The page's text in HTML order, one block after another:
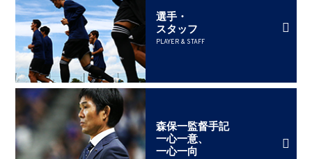
選手・
スタッフ
PLAYER & STAFF
森保一監督手記
一心一意、
一心一向